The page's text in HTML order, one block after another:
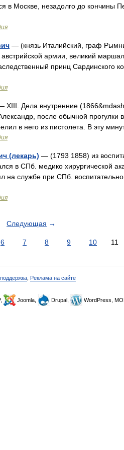
в Москве, незадолго до кончины
— (князь Италийский, граф
армии, великий
принц Сардинского
XIII. Дела внутренние
после обычной прогулки
в него из пистолета. В эту
(лекарь) — (1793 1858) из
в СПб. медико хирургической
на службе при СПб.
Следующая →
6 7 8 9 10 11
Реклама на сайте
Joomla, Drupal, WordPress,